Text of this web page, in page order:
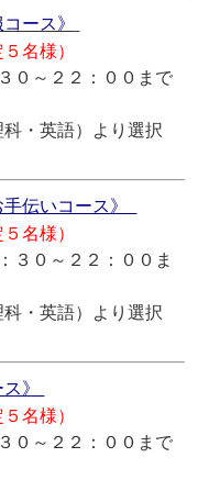
ース》
５名様）
０～２２：００まで
科・英語）より選択
伝いコース》
５名様）
３０～２２：００ま
科・英語）より選択
》
５名様）
０～２２：００まで